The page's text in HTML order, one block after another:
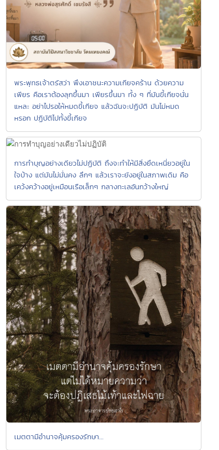
พระพุทธเจ้าตรัสว่า พึงเอาชนะความเกียจคร้าน ด้วยความ
เพียร คือเราต้องลุกขึ้นมา เพียรขึ้นมา ทั้ง ๆ ที่มันขี้เกียจนั่น
แหละ อย่าไปรอให้หมดขี้เกียจ แล้วฉันจะปฏิบัติ มันไม่หมด
หรอก ปฏิบัติไปทั้งขี้เกียจ
การทำบุญอย่างเดียวไม่ปฏิบัติ ถึงจะทำให้มีสิ่งยึดเหนี่ยวอยู่ใน
ใจบ้าง แต่มันไม่มั่นคง ลึกๆ แล้วเราจะยังอยู่ในสภาพเดิม คือ
เคว้งคว้างอยู่เหมือนเรือเล็กๆ กลางทะเลอันกว้างใหญ่
เมตตามีอำนาจคุ้มครองรักษา...